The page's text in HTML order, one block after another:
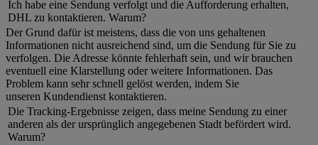
Ich habe eine Sendung verfolgt und die Aufforderung erhalten,
DHL zu kontaktieren. Warum?
Der Grund dafür ist meistens, dass die von uns gehaltenen
Informationen nicht ausreichend sind, um die Sendung für Sie zu
verfolgen. Die Adresse könnte fehlerhaft sein, und wir brauchen
eventuell eine Klarstellung oder weitere Informationen. Das
Problem kann sehr schnell gelöst werden, indem Sie
unseren Kundendienst kontaktieren.
Die Tracking-Ergebnisse zeigen, dass meine Sendung zu einer
anderen als der ursprünglich angegebenen Stadt befördert wird.
Warum?